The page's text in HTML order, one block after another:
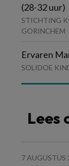
(28-32 uur)
STICHTING
GORINCHEM
Ervaren
SOLIDOE
Lees
7 AUGUSTUS